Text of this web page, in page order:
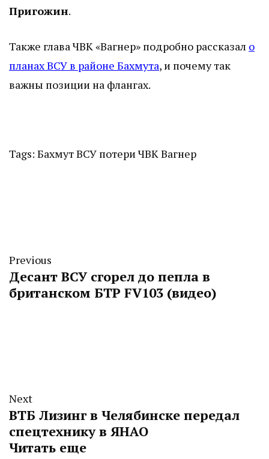
Пригожин.
Также глава ЧВК «Вагнер» подробно рассказал о
планах ВСУ в районе Бахмута, и почему так
важны позиции на флангах.
Tags: БахмутВСУ потери ЧВК Вагнер
Previous
Десант ВСУ сгорел до пепла в
британском БТР FV103 (видео)
Next
ВТБ Лизинг в Челябинске передал
спецтехнику в ЯНАО
Читать еще